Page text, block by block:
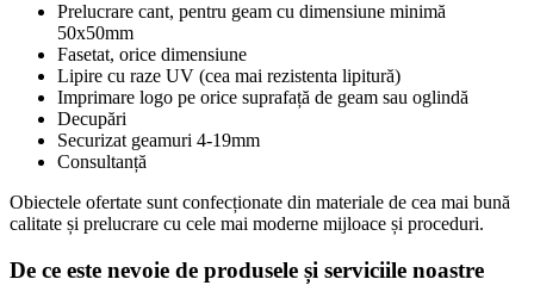
Prelucrare cant, pentru geam cu dimensiune minimă
50x50mm
Fasetat, orice dimensiune
Lipire cu raze UV (cea mai rezistenta lipitură)
Imprimare logo pe orice suprafață de geam sau oglindă
Decupări
Securizat geamuri 4-19mm
Consultanță
Obiectele ofertate sunt confecționate din materiale de cea mai bună
calitate și prelucrare cu cele mai moderne mijloace și proceduri.
De ce este nevoie de produsele și serviciile noastre